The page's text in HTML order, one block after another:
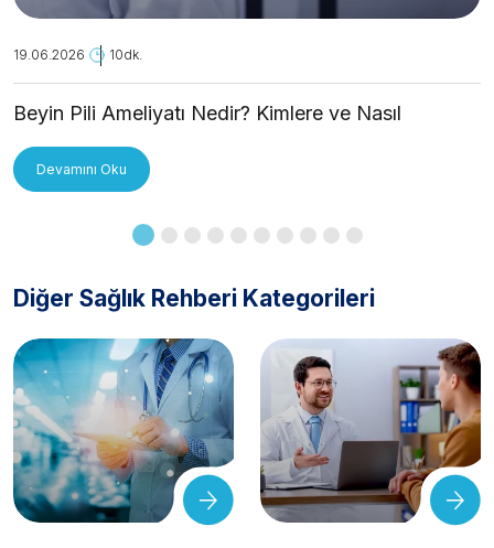
19.06.2026 10dk.
Beyin Pili Ameliyatı Nedir? Kimlere ve Nasıl
Devamını Oku
Diğer Sağlık Rehberi Kategorileri